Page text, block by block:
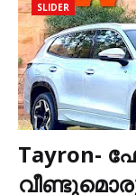
SLIDER
Tayron-